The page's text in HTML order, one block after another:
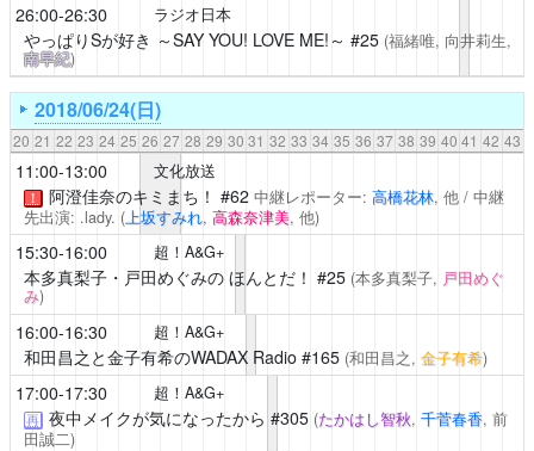
26:00-26:30 ラジオ日本
やっぱりSが好き ～SAY YOU! LOVE ME!～ #25 (福緒唯, 向井莉生,
南早紀)
2018/06/24(日)
20 21 22 23 24 25 26 27 28 29 30 31 32 33 34 35 36 37 38 39 40 41 42 43
11:00-13:00 文化放送
！ 阿澄佳奈のキミまち！ #62 中継レポーター: 高橋花林, 他 / 中継
先出演: .lady. (上坂すみれ, 高森奈津美, 他)
15:30-16:00 超！A&G+
本多真梨子・戸田めぐみの ほんとだ！ #25 (本多真梨子, 戸田めぐ
み)
16:00-16:30 超！A&G+
和田昌之と金子有希のWADAX Radio#165 (和田昌之, 金子有希)
17:00-17:30 超！A&G+
再 夜中メイクが気になったから #305 (たかはし智秋, 千菅春香, 前
田誠二)